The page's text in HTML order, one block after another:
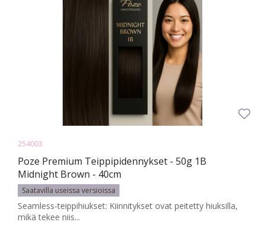
254003
Poze Premium Teippipidennykset - 50g 1B
Midnight Brown - 40cm
Saatavilla useissa versioissa
Seamless-teippihiukset: Kiinnitykset ovat peitetty hiuksilla,
mikä tekee niis...